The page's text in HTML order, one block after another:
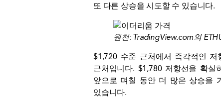
또 다른 상승을 시도할 수 있습니다.
원천: TradingView.com의
$1,720 수준 근처에서 즉각적인
근처입니다. $1,780 저항선을 확
앞으로 며칠 동안 더 많은 상승을
있습니다.